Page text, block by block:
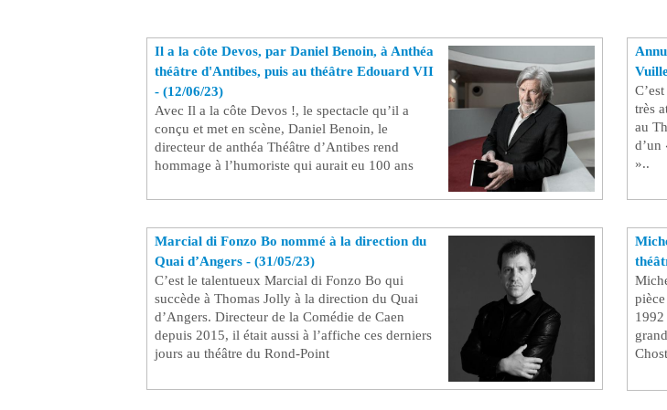
Il a la côte Devos, par Daniel Benoin, à Anthéa
théâtre d'Antibes, puis au théâtre Edouard VII
- (12/06/23)
Avec Il a la côte Devos !, le spectacle qu’il a
conçu et met en scène, Daniel Benoin, le
directeur de anthéa Théâtre d’Antibes rend
hommage à l’humoriste qui aurait eu 100 ans
très
au
d’un
»..
Marcial di Fonzo Bo nommé à la direction du
Quai d’Angers - (31/05/23)
C’est le talentueux Marcial di Fonzo Bo qui
succède à Thomas Jolly à la direction du Quai
d’Angers. Directeur de la Comédie de Caen
depuis 2015, il était aussi à l’affiche ces derniers
jours au théâtre du Rond-Point